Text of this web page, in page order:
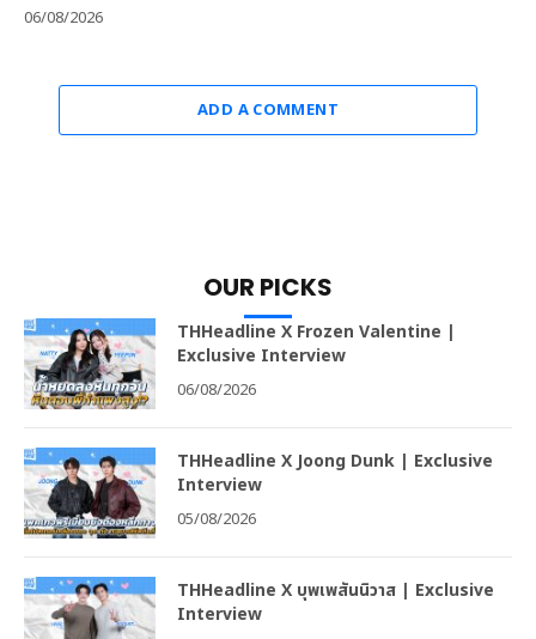
06/08/2026
ADD A COMMENT
OUR PICKS
THHeadline X Frozen Valentine |
Exclusive Interview
06/08/2026
THHeadline X Joong Dunk | Exclusive
Interview
05/08/2026
THHeadline X บุพเพสันนิวาส | Exclusive
Interview